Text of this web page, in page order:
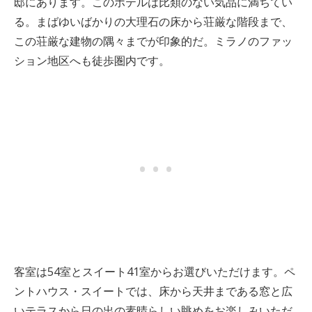
る。まばゆいばかりの大理石の床から荘厳な階段まで、
この荘厳な建物の隅々までが印象的だ。ミラノのファッ
ション地区へも徒歩圏内です。
客室は54室とスイート41室からお選びいただけます。ペ
ントハウス・スイートでは、床から天井まである窓と広